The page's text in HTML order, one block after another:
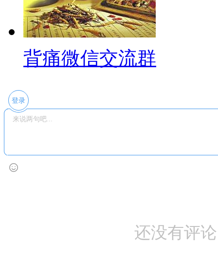
背痛微信交流群
登录
还没有评